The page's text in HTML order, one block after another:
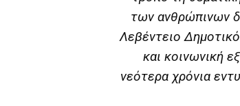
των ανθρώπινων
Λεβέντειο
και κοινωνική
νεότερα χρόνια